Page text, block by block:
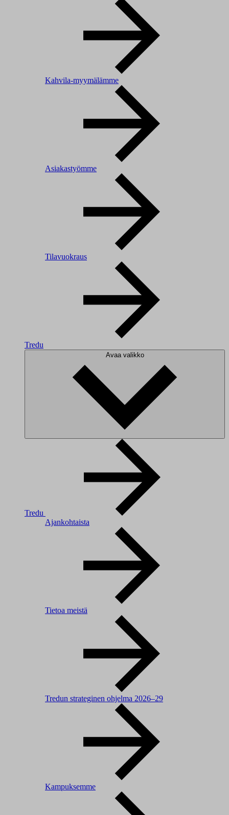
Kahvila-myymälämme
Asiakastyömme
Tilavuokraus
Tredu
Avaa valikko
Tredu
Ajankohtaista
Tietoa meistä
Tredun strateginen ohjelma 2026–29
Kampuksemme